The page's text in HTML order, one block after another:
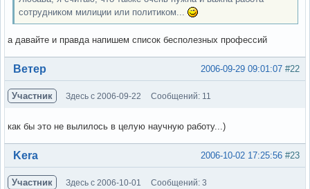
сотрудником милиции или политиком...
а давайте и правда напишем список бесполезных профессий
Вне форума #22
2006-09-29 09:01:07
Ветер
Участник Здесь с 2006-09-22 Сообщений: 11
как бы это не вылилось в целую научную работу...)
Вне форума #23
2006-10-02 17:25:56
Kera
Участник Здесь с 2006-10-01 Сообщений: 3